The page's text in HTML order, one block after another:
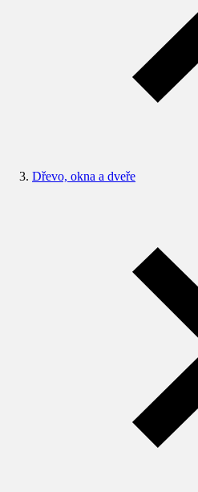
Dřevo, okna a dveře